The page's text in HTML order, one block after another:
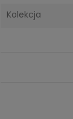
Kolekcja